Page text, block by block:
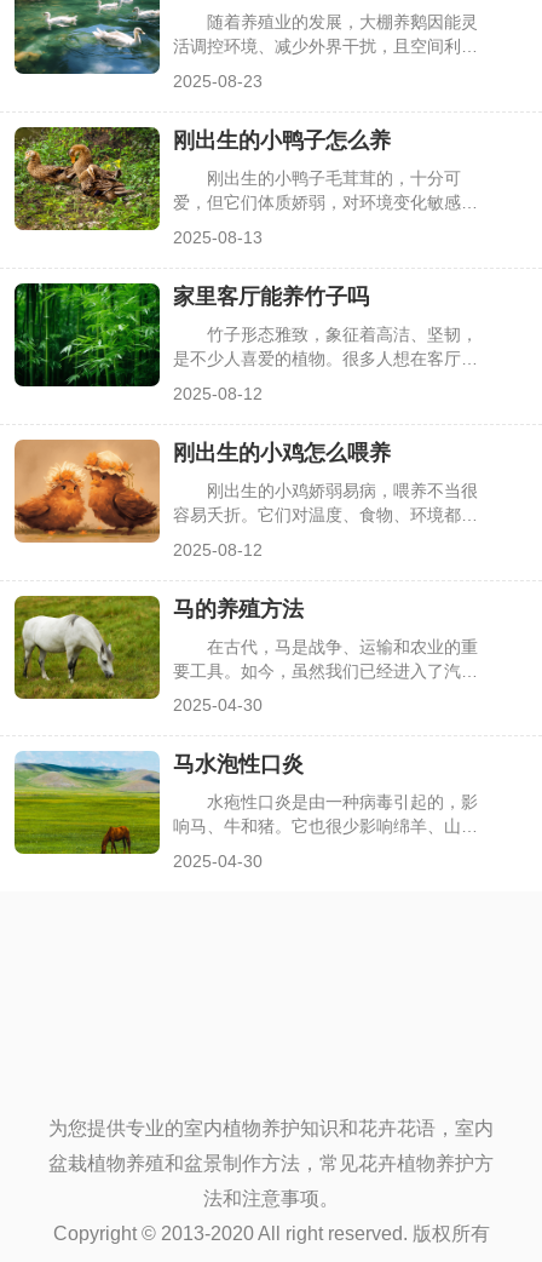
盲目开展易导致养殖失败，下面详细介绍
关键要点。
随着养殖业的发展，大棚养鹅因能灵
活调控环境、减少外界干扰，且空间利用
率高，逐渐受到养殖户青睐。它既能帮助
险，提升养殖效益。不过，大棚养鹅需掌
握科学技术，从场地搭建到日常管理都有
讲究，下面就详细介绍关键要点。
2025-08-23
刚出生的小鸭子怎么养
刚出生的小鸭子毛茸茸的，十分可
爱，但它们体质娇弱，对环境变化敏感，
从温度、饮食到环境都要细心打理。下面
就来看看具体该怎么做。
2025-08-13
家里客厅能养竹子吗
竹子形态雅致，象征着高洁、坚韧，
是不少人喜爱的植物。很多人想在客厅养
时候又该注意些什么？下面就来详细说
说。
2025-08-12
刚出生的小鸡怎么喂养
刚出生的小鸡娇弱易病，喂养不当很
容易夭折。它们对温度、食物、环境都有
率。下面就来看看刚出生的小鸡该如何喂
养。
2025-08-12
马的养殖方法
在古代，马是战争、运输和农业的重
要工具。如今，虽然我们已经进入了汽车
和机械化的时代，但马仍然是许多人的宠
殖感兴趣，下面，我们一起来看看马的养
殖方法。
2025-04-30
马水泡性口炎
水疱性口炎是由一种病毒引起的，影
响马、牛和猪。它也很少影响绵羊、山羊
和美洲驼。这种病毒可以传播给人类，并
2025-04-30
为您提供专业的室内植物养护知识和花卉花语，室内
盆栽植物养殖和盆景制作方法，常见花卉植物养护方
法和注意事项。
Copyright © 2013-2020 All right reserved. 版权所有